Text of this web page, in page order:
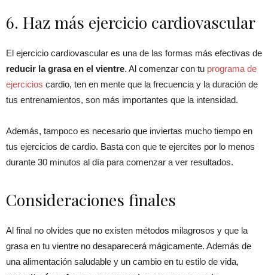
6. Haz más ejercicio cardiovascular
El ejercicio cardiovascular es una de las formas más efectivas de
reducir la grasa en el vientre. Al comenzar con tu programa de
ejercicios cardio, ten en mente que la frecuencia y la duración de
tus entrenamientos, son más importantes que la intensidad.
Además, tampoco es necesario que inviertas mucho tiempo en
tus ejercicios de cardio. Basta con que te ejercites por lo menos
durante 30 minutos al día para comenzar a ver resultados.
Consideraciones finales
Al final no olvides que no existen métodos milagrosos y que la
grasa en tu vientre no desaparecerá mágicamente. Además de
una alimentación saludable y un cambio en tu estilo de vida,